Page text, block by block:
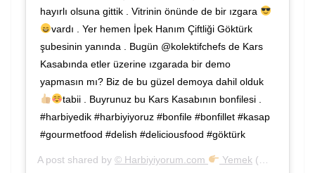
hayırlı olsuna gittik . Vitrinin önünde de bir ızgara
vardı . Yer hemen İpek Hanım Çiftliği Göktürk
şubesinin yanında . Bugün @kolektifchefs de Kars
Kasabında etler üzerine ızgarada bir demo
yapmasın mı? Biz de bu güzel demoya dahil olduk
tabii . Buyrunuz bu Kars Kasabının bonfilesi .
#harbiyedik #harbiyiyoruz #bonfile #bonfillet #kasap
#gourmetfood #delish #deliciousfood #göktürk
A post shared by © Harbiyiyorum.com Yemek (@harbiyiyorum) on